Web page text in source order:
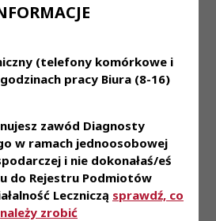
(telefony komórkowe i
pracy Biura (8-16)
zawód Diagnosty
w ramach jednoosobowej
i nie dokonałaś/eś
do Rejestru Podmiotów
Leczniczą sprawdź, co
należy zrobić
Zakład Bakteriologii.
Wyższe
Umowa o pracę
pełen etat
laboratoryjny